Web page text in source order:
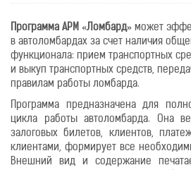
Программа АРМ «Ломбард» может
в автоломбардах за счет наличия
функционала: прием транспортных
и выкуп транспортных средств,
правилам работы ломбарда.
Программа предназначена для
цикла работы автоломбарда. Она
залоговых билетов, клиентов,
клиентами, формирует все
Внешний вид и содержание